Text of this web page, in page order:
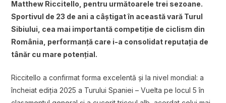
Matthew Riccitello, pentru următoarele trei sezoane.
Sportivul de 23 de ani a câștigat în această vară Turul
Sibiului, cea mai importantă competiție de ciclism din
România, performanță care i-a consolidat reputația de
tânăr cu mare potențial.
Riccitello a confirmat forma excelentă și la nivel mondial: a
încheiat ediția 2025 a Turului Spaniei – Vuelta pe locul 5 în